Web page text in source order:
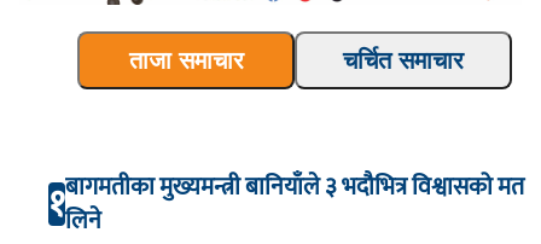
ताजा समाचार चर्चित समाचार
१बागमतीका मुख्यमन्त्री बानियाँले ३ भदौभित्र विश्वासको मत
लिने